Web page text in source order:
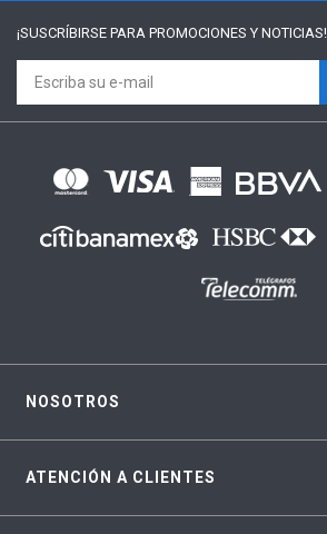
¡SUSCRÍBIRSE PARA PROMOCIONES Y NOTICIAS!
NOSOTROS
ATENCIÓN A CLIENTES